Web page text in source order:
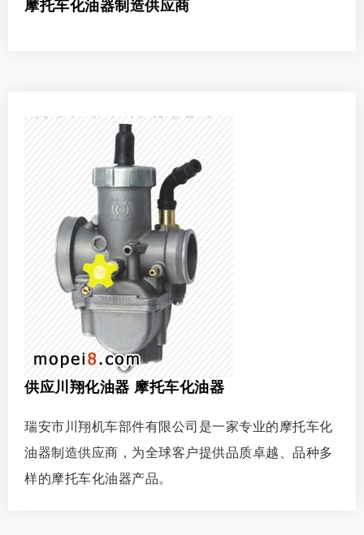
摩托车化油器制造供应商
供应川翔化油器 摩托车化油器
瑞安市川翔机车部件有限公司是一家专业的摩托车化
油器制造供应商，为全球客户提供品质卓越、品种多
样的摩托车化油器产品。